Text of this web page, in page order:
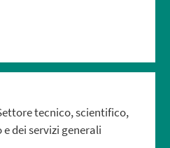
tecnico, scientifico,
dei servizi generali